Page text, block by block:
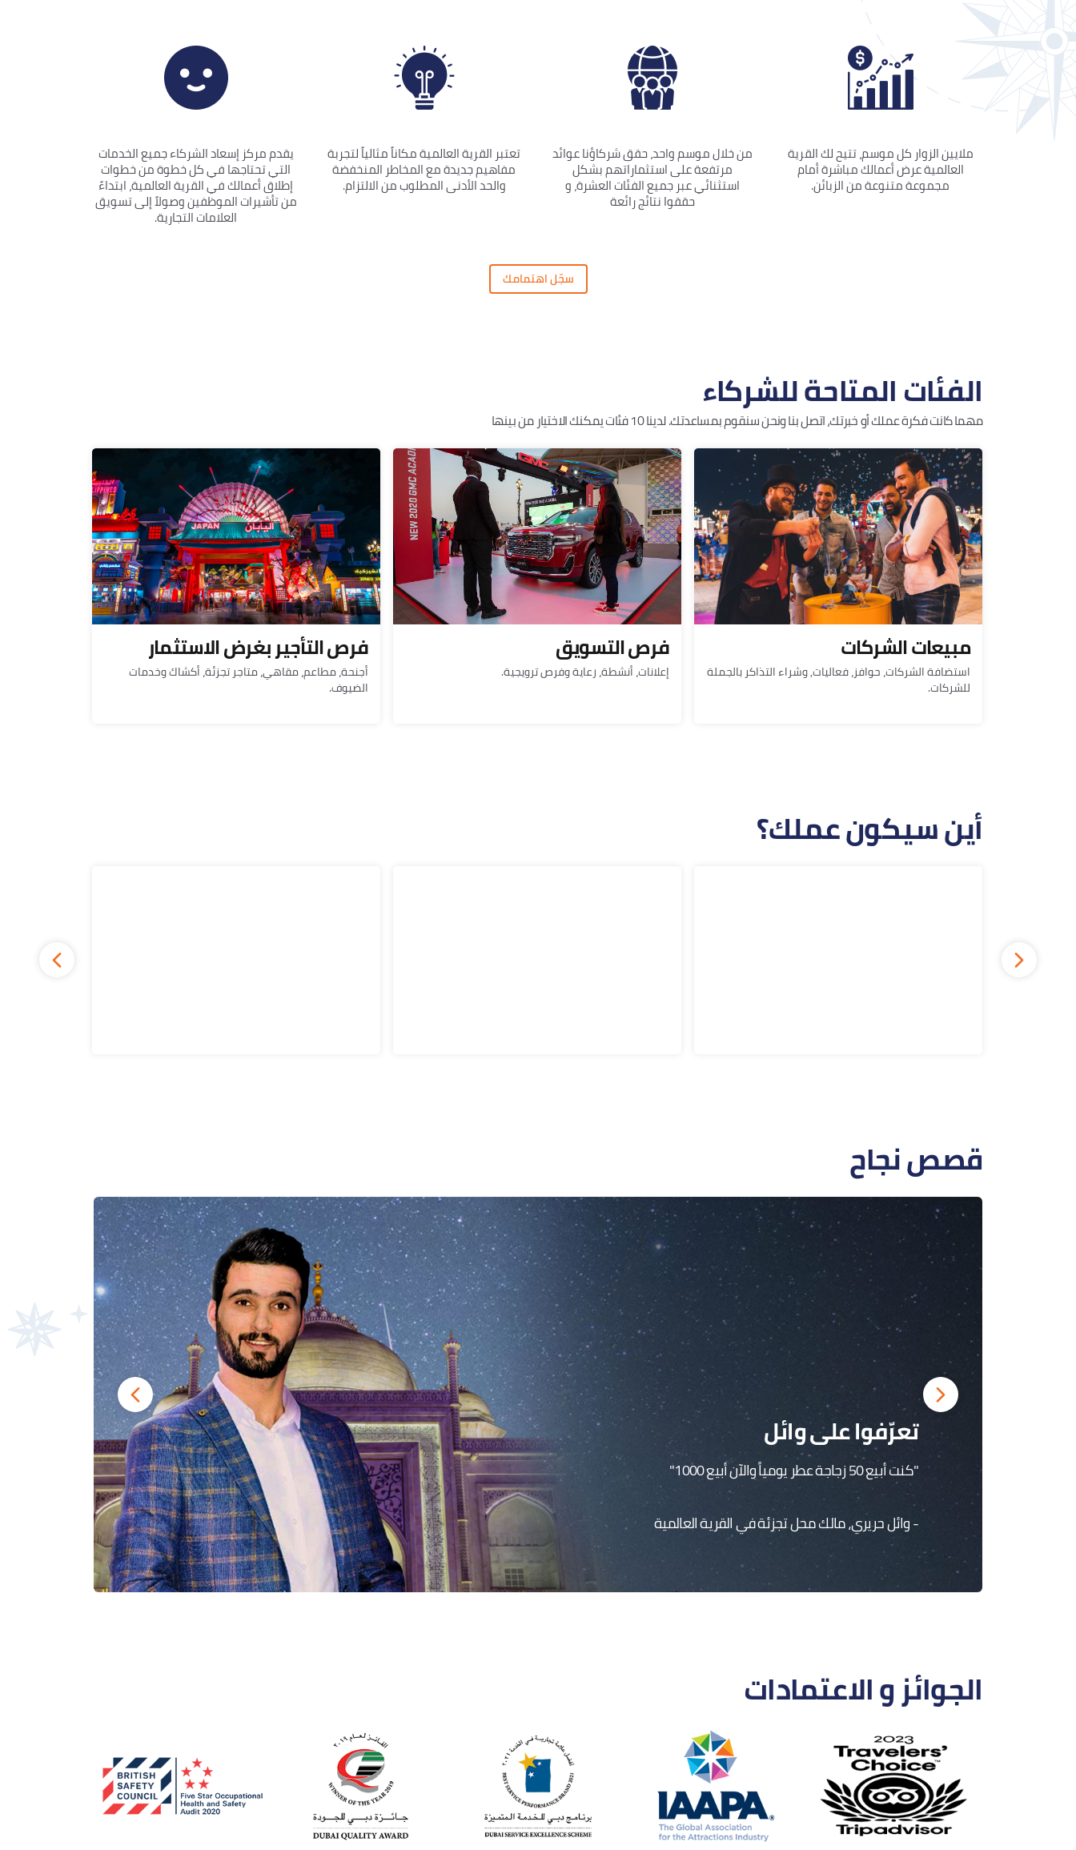
ملايين الزوار كل موسم، تتيح لك القرية
العالمية عرض أعمالك مباشرة أمام
مجموعة متنوعة من الزبائن.
من خلال موسم واحد، حقق شركاؤنا عوائد
مرتفعة على استثماراتهم بشكل
استثنائي عبر جميع الفئات العشرة، و
حققوا نتائج رائعة
تعتبر القرية العالمية مكاناً مثالياً لتجربة
مفاهيم جديدة مع المخاطر المنخفضة
والحد الأدنى المطلوب من الالتزام.
يقدم مركز إسعاد الشركاء جميع الخدمات
التي تحتاجها في كل خطوة من خطوات
إطلاق أعمالك في القرية العالمية، ابتداءً
من تأشيرات الموظفين وصولاً إلى تسويق
العلامات التجارية.
سجّل اهتمامك
الفئات المتاحة للشركاء
مهما كانت فكرة عملك أو خبرتك، اتصل بنا ونحن سنقوم بمساعدتك. لدينا 10 فئات يمكنك الاختيار من بينها
فرص التأجير بغرض الاستثمار
أجنحة، مطاعم، مقاهي، متاجر تجزئة، أكشاك وخدمات
الضيوف.
فرص التسويق
إعلانات، أنشطة، رعاية وفرص ترويجية.
مبيعات الشركات
استضافة الشركات، حوافز، فعاليات, وشراء التذاكر بالجملة
للشركات.
أين سيكون عملك؟
قصص نجاح
تعرّفوا على وائل
"كنت أبيع 50 زجاجة عطر يومياً والآن أبيع 1000"
- وائل حريري، مالك محل تجزئة في القرية العالمية
الجوائز و الاعتمادات